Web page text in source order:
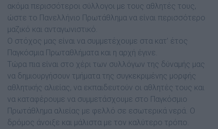
ακόµα περισσότεροι σύλλογοι µε τους αθλητές τους,
ώστε το Πανελλήνιο Πρωτάθληµα να είναι περισσότερο
µαζικό και ανταγωνιστικό.
Ο στόχος µας είναι να συµµετέχουµε στα κατ’ έτος
Παγκόσµια Πρωταθλήµατα και η αρχή έγινε.
Τώρα πια είναι στο χέρι των συλλόγων της δύναµής µας
να δηµιουργήσουν τµήµατα της συγκεκριµένης µορφής
αθλητικής αλιείας, να εκπαιδευτούν οι αθλητές τους και
να καταφέρουµε να συµµετάσχουµε στο Παγκόσµιο
Πρωτάθληµα αλιείας µε φελλό σε εσωτερικά νερά. Ο
δρόµος άνοιξε και µάλιστα µε τον καλύτερο τρόπο.